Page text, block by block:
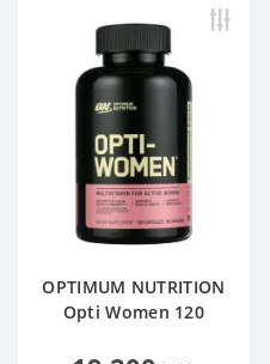
OPTIMUM NUTRITION
Opti Women 120